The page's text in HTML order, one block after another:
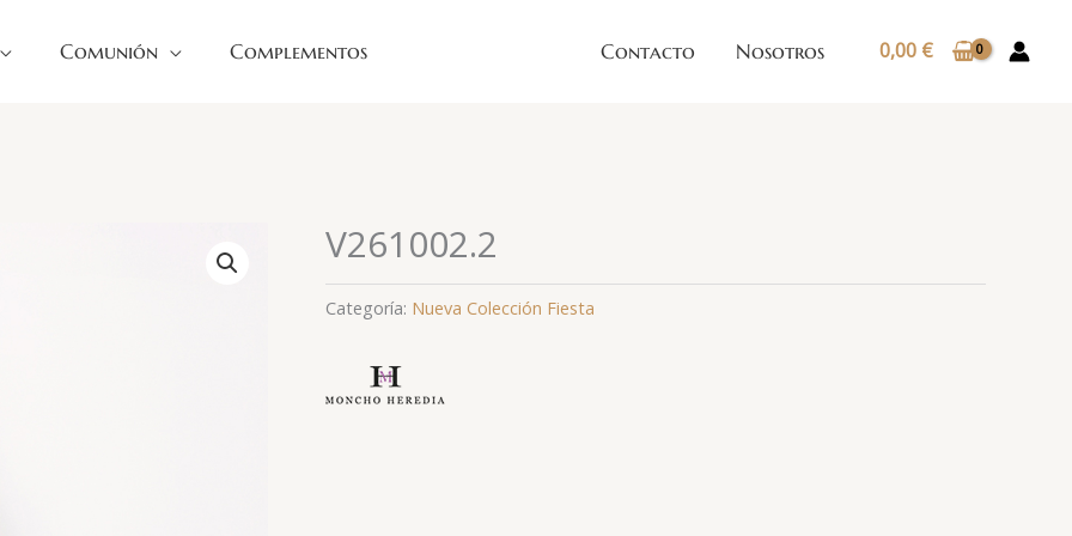
Comunión Complementos Contacto Nosotros 0,00 €
V261002.2
Categoría: Nueva Colección Fiesta